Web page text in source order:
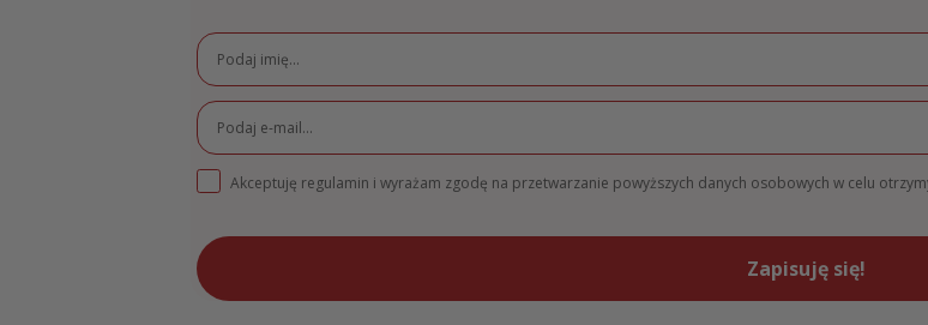
Akceptuję regulamin i wyrażam zgodę na przetwarzanie powyższych danych osobowych w celu
Zapisuję się!